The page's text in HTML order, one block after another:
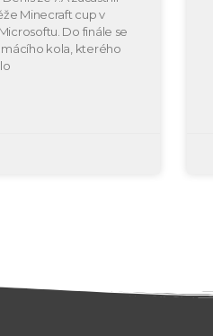
Minecraft cup v
Do finále se
kola, kterého